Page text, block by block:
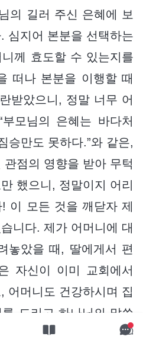
의 길러 주신 은혜에 보
심지어 본분을 선택하는
께 효도할 수 있는지를
떠나 본분을 이행할 때
받았으니, 정말 너무 어
모님의 은혜는 바다처
승만도 못하다.”와 같은,
점의 영향을 받아 무턱
했으니, 정말이지 어리
이 모든 것을 깨닫자 제
니다. 제가 어머니에 대
놓았을 때, 딸에게서 편
자신이 이미 교회에서
어머니도 건강하시며 집
드리고 하나님의 말씀
었습니다. 그 순간 저는